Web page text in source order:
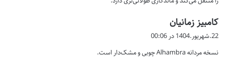
کامبیز زمانیان
ت
:
22.شهریور.1404 در 00:06
نسخه مردانه Alhambra چوبی و مشک‌دار است.